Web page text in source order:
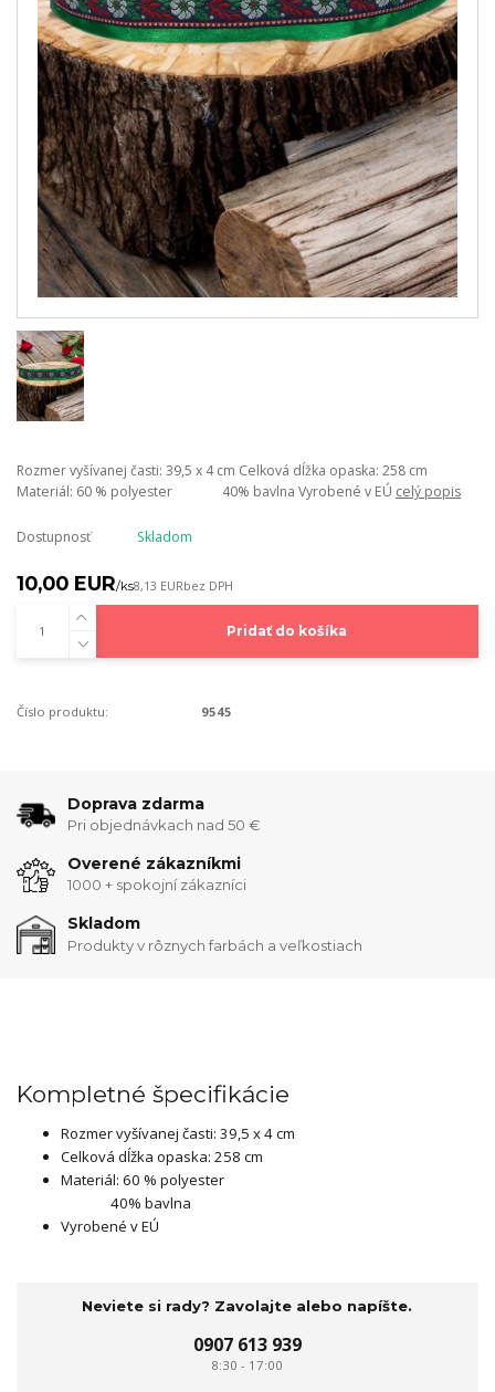
Rozmer vyšívanej časti: 39,5 x 4 cm Celková dĺžka opaska: 258 cm
Materiál: 60 % polyester 40% bavlna Vyrobené v EÚ celý popis
Dostupnosť Skladom
10,00 EUR/ks8,13 EURbez DPH
Pridať do košíka
Číslo produktu: 9545
Doprava zdarma
Pri objednávkach nad 50 €
Overené zákazníkmi
1000 + spokojní zákazníci
Skladom
Produkty v rôznych farbách a veľkostiach
Kompletné špecifikácie
Rozmer vyšívanej časti: 39,5 x 4 cm
Celková dĺžka opaska: 258 cm
Materiál: 60 % polyester
40% bavlna
Vyrobené v EÚ
Neviete si rady? Zavolajte alebo napíšte.
0907 613 939
8:30 - 17:00